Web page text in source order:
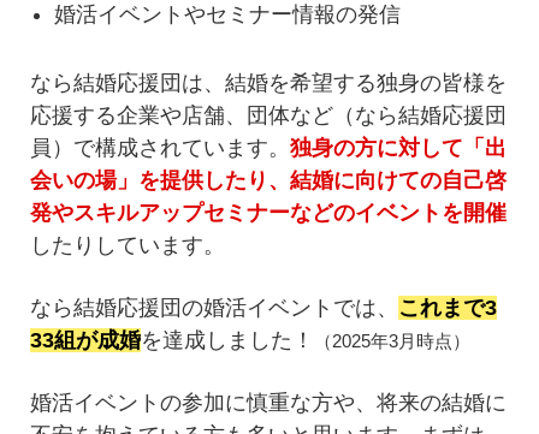
婚活イベントやセミナー情報の発信
なら結婚応援団は、結婚を希望する独身の皆様を
応援する企業や店舗、団体など（なら結婚応援団
員）で構成されています。独身の方に対して「出
会いの場」を提供したり、結婚に向けての自己啓
発やスキルアップセミナーなどのイベントを開催
したりしています。
なら結婚応援団の婚活イベントでは、 これまで3
33組が成婚を達成しました！ （2025年3月時点）
婚活イベントの参加に慎重な方や、将来の結婚に